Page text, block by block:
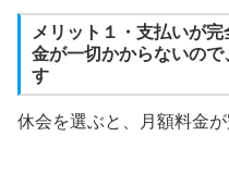
メリット１・支払いが
金が一切かからないの
す
休会を選ぶと、月額料金が